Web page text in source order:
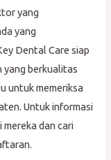
yang
yang
Dental Care siap
yang berkualitas
untuk memeriksa
Untuk informasi
dan cari